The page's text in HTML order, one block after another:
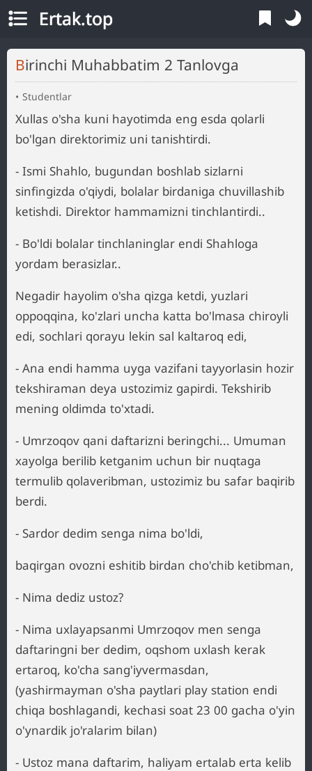
Ertak.top
Birinchi Muhabbatim 2 Tanlovga
Studentlar
Xullas o'sha kuni hayotimda eng esda qolarli
bo'lgan direktorimiz uni tanishtirdi.
- Ismi Shahlo, bugundan boshlab sizlarni
sinfingizda o'qiydi, bolalar birdaniga chuvillashib
ketishdi. Direktor hammamizni tinchlantirdi..
- Bo'ldi bolalar tinchlaninglar endi Shahloga
yordam berasizlar..
Negadir hayolim o'sha qizga ketdi, yuzlari
oppoqqina, ko'zlari uncha katta bo'lmasa chiroyli
edi, sochlari qorayu lekin sal kaltaroq edi,
- Ana endi hamma uyga vazifani tayyorlasin hozir
tekshiraman deya ustozimiz gapirdi. Tekshirib
mening oldimda to'xtadi.
- Umrzoqov qani daftarizni beringchi... Umuman
xayolga berilib ketganim uchun bir nuqtaga
termulib qolaveribman, ustozimiz bu safar baqirib
berdi.
- Sardor dedim senga nima bo'ldi,
baqirgan ovozni eshitib birdan cho'chib ketibman,
- Nima dediz ustoz?
- Nima uxlayapsanmi Umrzoqov men senga
daftaringni ber dedim, oqshom uxlash kerak
ertaroq, ko'cha sang'iyvermasdan,
(yashirmayman o'sha paytlari play station endi
chiqa boshlagandi, kechasi soat 23 00 gacha o'yin
o'ynardik jo'ralarim bilan)
- Ustoz mana daftarim, haliyam ertalab erta kelib